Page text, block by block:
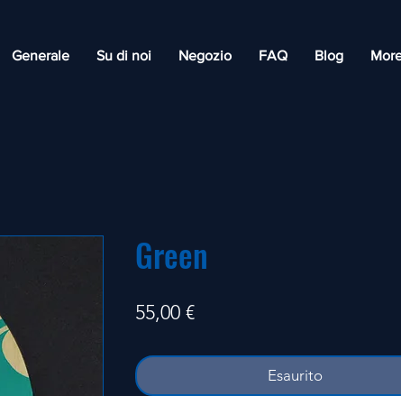
Generale Su di noi Negozio FAQ Blog
Green
55,00 €Prezzo
Esaurito